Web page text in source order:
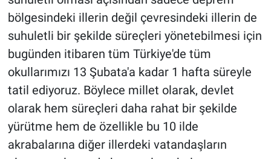
bölgesindeki illerin değil çevresindeki illerin de
suhuletli bir şekilde süreçleri yönetebilmesi için
bugünden itibaren tüm Türkiye'de tüm
okullarımızı 13 Şubata'a kadar 1 hafta süreyle
tatil ediyoruz. Böylece millet olarak, devlet
olarak hem süreçleri daha rahat bir şekilde
yürütme hem de özellikle bu 10 ilde
akrabalarına diğer illerdeki vatandaşların